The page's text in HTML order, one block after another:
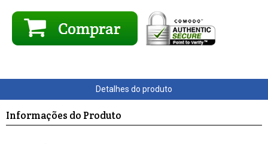
Informações do Produto